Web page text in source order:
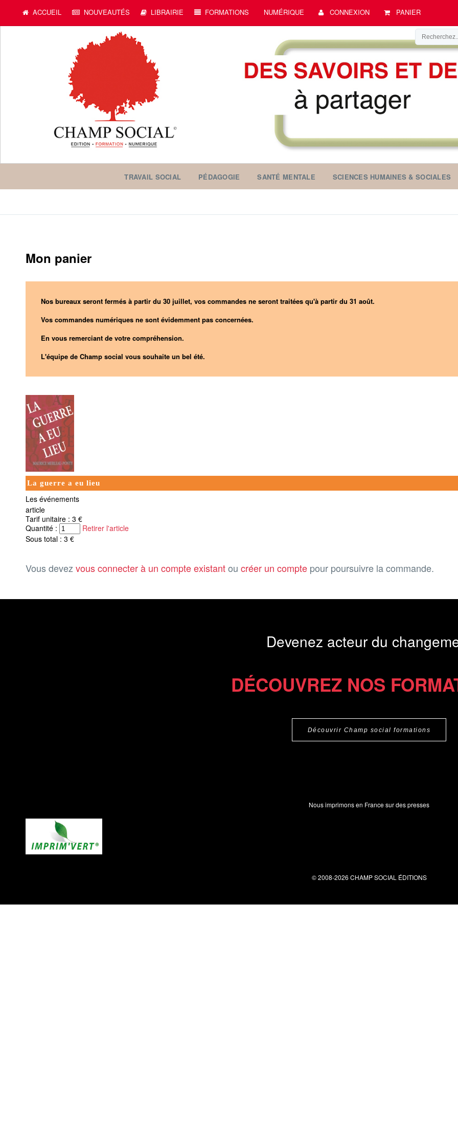
ACCUEIL NOUVEAUTÉS LIBRAIRIE FORMATIONS NUMÉRIQUE CONNEXION PANIER
TRAVAIL SOCIAL PÉDAGOGIE SANTÉ MENTALE SCIENCES HUMAINES & SOCIALES
Mon panier
Nos bureaux seront fermés à partir du 30 juillet, vos commandes ne seront traitées qu'à partir du 31 août.
Vos commandes numériques ne sont évidemment pas concernées.
En vous remerciant de votre compréhension.
L'équipe de Champ social vous souhaite un bel été.
La guerre a eu lieu
Les événements
article
Tarif unitaire : 3 €
Quantité :
Retirer l'article
Sous total : 3 €
Vous devezvous connecter à un compte existantou créer un compte pour poursuivre la commande.
Devenez acteur du
DÉCOUVREZ NOS
Découvrir Champ social formations
Nous imprimons en France sur des presses
© 2008-2026 CHAMP SOCIAL ÉDITIONS